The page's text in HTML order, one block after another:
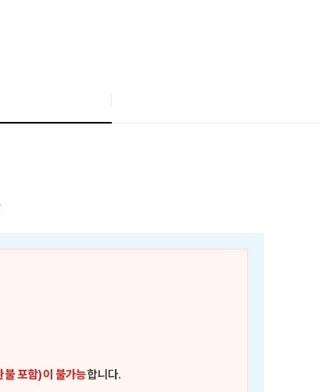
불 포함)이 불가능합니다.